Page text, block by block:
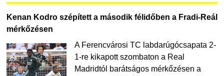
Kenan Kodro szépített a második félidőben a Fradi-Reál
mérkőzésen
A Ferencvárosi TC labdarúgócsapata 2-
1-re kikapott szombaton a Real
Madridtól barátságos mérkőzésen a